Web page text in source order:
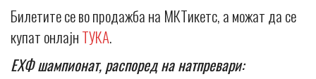
Билетите се во продажба на МКТикетс, а можат да се
купат онлајнТУКА.
ЕХФ шампионат, распоред на натпревари: